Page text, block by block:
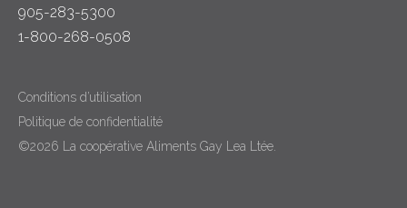
905-283-5300
1-800-268-0508
Conditions d’utilisation
Politique de confidentialité
©2026 La coopérative Aliments Gay Lea Ltée.